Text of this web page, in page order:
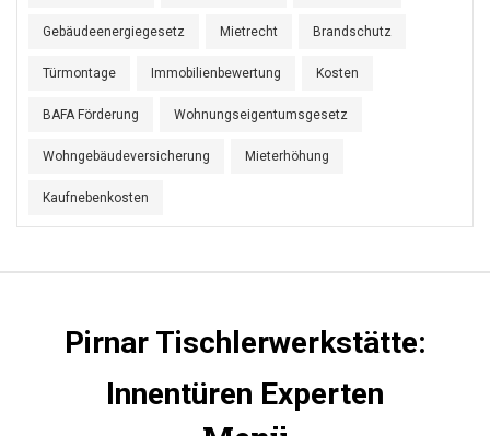
Gebäudeenergiegesetz Mietrecht Brandschutz
Türmontage Immobilienbewertung Kosten
BAFA Förderung Wohnungseigentumsgesetz
Wohngebäudeversicherung Mieterhöhung
Kaufnebenkosten
Pirnar Tischlerwerkstätte:
Innentüren Experten